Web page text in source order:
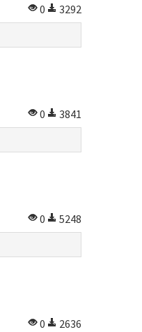
0
3292
0
3841
0
5248
0
2636